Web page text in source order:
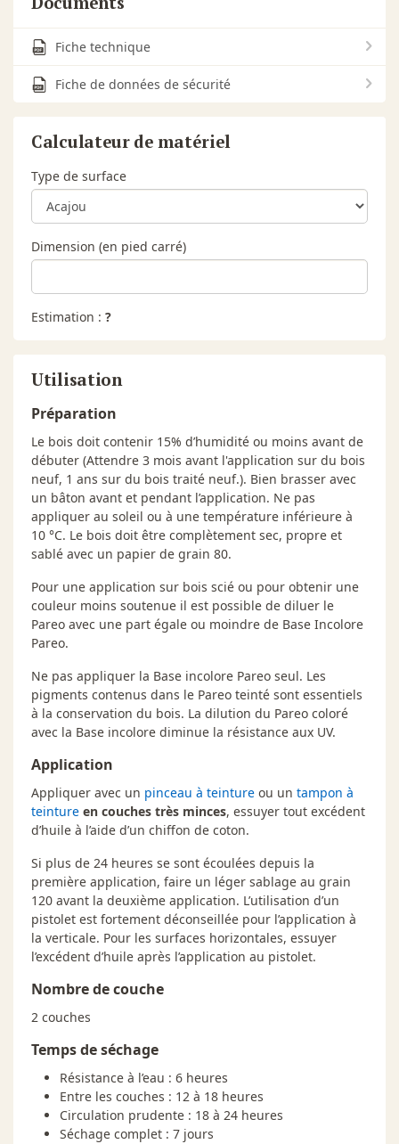
Fiche technique
Fiche de données de sécurité
Calculateur de matériel
Type de surface
Dimension (en pied carré)
Estimation : ?
Utilisation
Préparation
Le bois doit contenir 15% d’humidité ou moins avant de
débuter (Attendre 3 mois avant l'application sur du bois
neuf, 1 ans sur du bois traité neuf.). Bien brasser avec
un bâton avant et pendant l’application. Ne pas
appliquer au soleil ou à une température inférieure à
10 °C. Le bois doit être complètement sec, propre et
sablé avec un papier de grain 80.
Pour une application sur bois scié ou pour obtenir une
couleur moins soutenue il est possible de diluer le
Pareo avec une part égale ou moindre de Base Incolore
Pareo.
Ne pas appliquer la Base incolore Pareo seul. Les
pigments contenus dans le Pareo teinté sont essentiels
à la conservation du bois. La dilution du Pareo coloré
avec la Base incolore diminue la résistance aux UV.
Application
Appliquer avec un pinceau à teinture ou un tampon à
teinture en couches très minces, essuyer tout excédent
d’huile à l’aide d’un chiffon de coton.
Si plus de 24 heures se sont écoulées depuis la
première application, faire un léger sablage au grain
120 avant la deuxième application. L’utilisation d’un
pistolet est fortement déconseillée pour l’application à
la verticale. Pour les surfaces horizontales, essuyer
l’excédent d’huile après l’application au pistolet.
Nombre de couche
2 couches
Temps de séchage
Résistance à l’eau : 6 heures
Entre les couches : 12 à 18 heures
Circulation prudente : 18 à 24 heures
Séchage complet : 7 jours